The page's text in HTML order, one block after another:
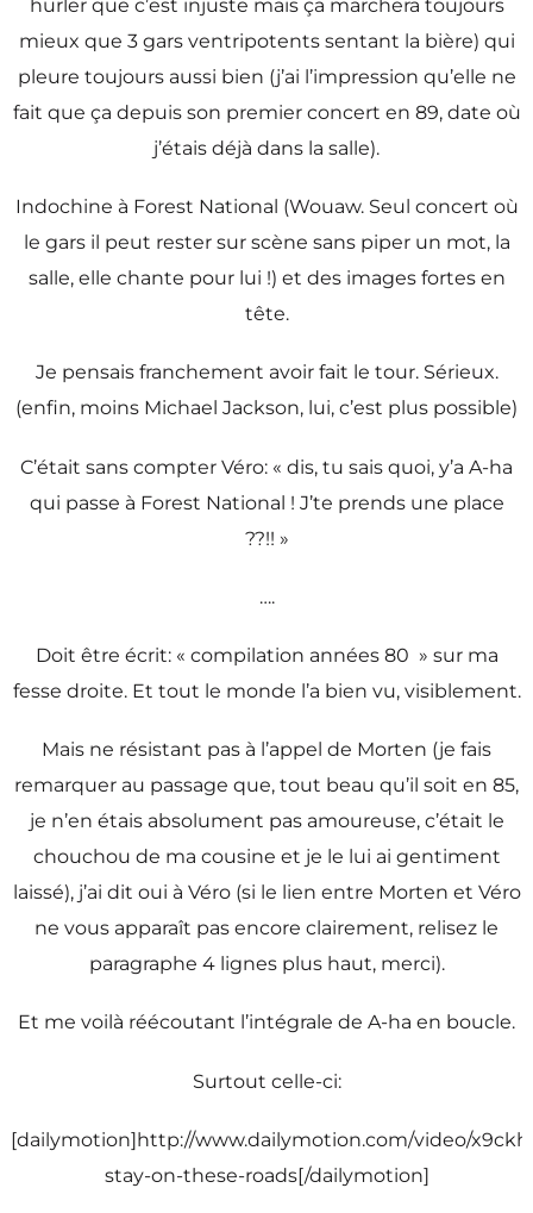
hurler que c’est injuste mais ça marchera toujours
mieux que 3 gars ventripotents sentant la bière) qui
pleure toujours aussi bien (j’ai l’impression qu’elle ne
fait que ça depuis son premier concert en 89, date où
j’étais déjà dans la salle).
Indochine à Forest National (Wouaw. Seul concert où
le gars il peut rester sur scène sans piper un mot, la
salle, elle chante pour lui !) et des images fortes en
tête.
Je pensais franchement avoir fait le tour. Sérieux.
(enfin, moins Michael Jackson, lui, c’est plus possible)
C’était sans compter Véro: « dis, tu sais quoi, y’a A-ha
qui passe à Forest National ! J’te prends une place
??!! »
….
Doit être écrit: « compilation années 80 » sur ma
fesse droite. Et tout le monde l’a bien vu, visiblement.
Mais ne résistant pas à l’appel de Morten (je fais
remarquer au passage que, tout beau qu’il soit en 85,
je n’en étais absolument pas amoureuse, c’était le
chouchou de ma cousine et je le lui ai gentiment
laissé), j’ai dit oui à Véro (si le lien entre Morten et Véro
ne vous apparaît pas encore clairement, relisez le
paragraphe 4 lignes plus haut, merci).
Et me voilà réécoutant l’intégrale de A-ha en boucle.
Surtout celle-ci:
[dailymotion]http://www.dailymotion.com/video/
stay-on-these-roads[/dailymotion]